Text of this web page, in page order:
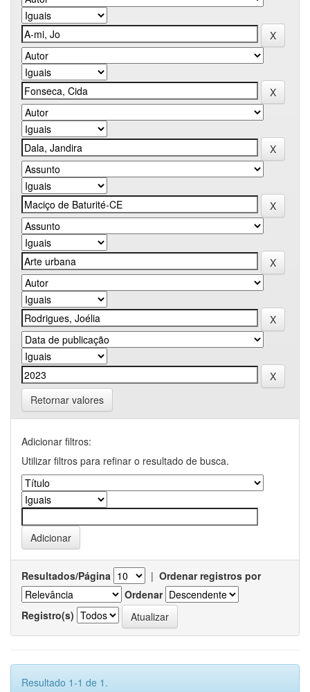
Retornar valores
Adicionar filtros:
Utilizar filtros para refinar o resultado de busca.
Resultados/Página | Ordenar registros por
Ordenar
Registro(s)
Resultado 1-1 de 1.